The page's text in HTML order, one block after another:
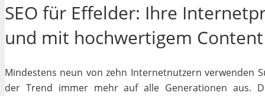
SEO für Effelder: Ihre
und mit hochwertigem Content
Mindestens neun von zehn Internetnutzern verwenden
der Trend immer mehr auf alle Generationen aus.